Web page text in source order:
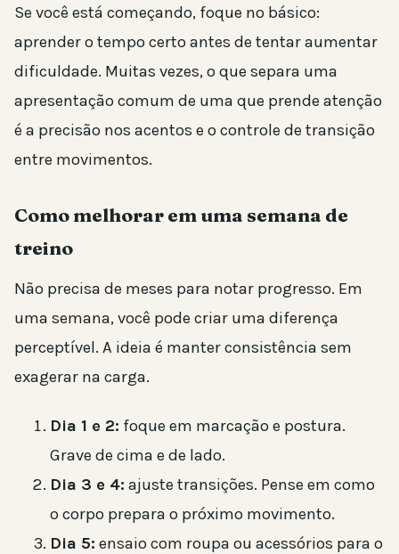
Se você está começando, foque no básico:
aprender o tempo certo antes de tentar aumentar
dificuldade. Muitas vezes, o que separa uma
apresentação comum de uma que prende atenção
é a precisão nos acentos e o controle de transição
entre movimentos.
Como melhorar em uma semana de
treino
Não precisa de meses para notar progresso. Em
uma semana, você pode criar uma diferença
perceptível. A ideia é manter consistência sem
exagerar na carga.
Dia 1 e 2: foque em marcação e postura.
Grave de cima e de lado.
Dia 3 e 4: ajuste transições. Pense em como
o corpo prepara o próximo movimento.
Dia 5: ensaio com roupa ou acessórios para o